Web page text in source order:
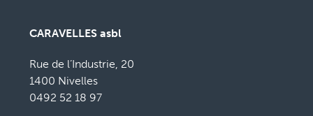
CARAVELLES asbl
Rue de l’Industrie, 20
1400 Nivelles
0492 52 18 97